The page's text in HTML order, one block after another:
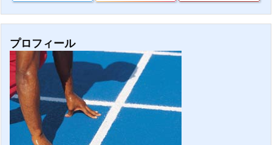
プロフィール